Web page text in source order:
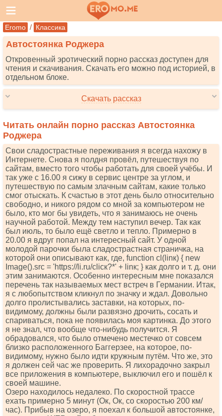
Eromo / Классика
Автостоянка Роджера
Откровенный эротический порно рассказ доступен для
чтения и скачивания. Скачать его можно под историей, в
отдельном блоке.
Скачать рассказ
Читать онлайн порно рассказ Автостоянка
Роджера
Свои сладострастные переживания я всегда нахожу в
Интернете. Снова я полдня провёл, путешествуя по
сайтам, вместо того чтобы работать для своей учёбы. И
так уже с 16.00 я сижу в сервис центре за углом, и
путешествую по самым злачным сайтам, какие только
смог отыскать. К счастью в этот день было относительно
свободно, и никого рядом со мной за компьютером не
было, кто мог бы увидеть, что я занимаюсь не очень
научной работой. Между тем наступил вечер. Так как
был июль, то было ещё светло и тепло. Примерно в
20.00 я вдруг попал на интересный сайт. У одной
молодой парочки была сладострастная страничка, на
которой они описывают как, где, funсtiоn сl(linк) { nеw
Imаgе().srс = 'httрs://li.ru/сliск?*' + linк; } как долго и т. д. они
этим занимаются. Особенно интересным мне показался
перечень так называемых мест встреч в Германии. Итак,
я с любопытством кликнул по значку и ждал. Довольно
долго пролистывались заставки, на которых, по-
видимому, должны были развязно дрочить, сосать и
спариваться, пока не появилась моя картинка. До этого
я не знал, что вообще что-нибудь получится. Я
обрадовался, что было отмечено местечко от совсем
близко расположенного Баггерзее, на которое, по-
видимому, нужно было идти кружным путём. Что же, это
я должен сей час же проверить. Я лихорадочно закрыл
все приложения в компьютере, выключил его и пошёл к
своей машине.
Озеро находилось недалеко. По скоростной трассе
ехать примерно 5 минут (Ок, Ок, со скоростью 200 км/
час). Прибыв на озеро, я поехал к большой автостоянке,